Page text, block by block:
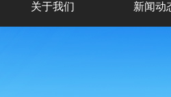
关于我们 新闻动